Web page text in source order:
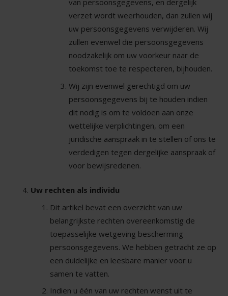
van persoonsgegevens, en dergelijk
verzet wordt weerhouden, dan zullen wij
uw persoonsgegevens verwijderen. Wij
zullen evenwel die persoonsgegevens
noodzakelijk om uw voorkeur naar de
toekomst toe te respecteren, bijhouden.
Wij zijn evenwel gerechtigd om uw
persoonsgegevens bij te houden indien
dit nodig is om te voldoen aan onze
wettelijke verplichtingen, om een
juridische aanspraak in te stellen of ons te
verdedigen tegen dergelijke aanspraak of
voor bewijsredenen.
Uw rechten als individu
Dit artikel bevat een overzicht van uw
belangrijkste rechten overeenkomstig de
toepasselijke wetgeving bescherming
persoonsgegevens. We hebben getracht ze op
een duidelijke en leesbare manier voor u
samen te vatten.
Indien u één van uw rechten wenst uit te